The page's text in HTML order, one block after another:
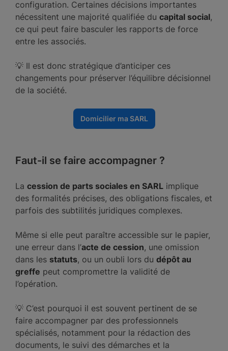
configuration. Certaines décisions importantes
nécessitent une majorité qualifiée du capital social,
ce qui peut faire basculer les rapports de force
entre les associés.
💡 Il est donc stratégique d’anticiper ces
changements pour préserver l’équilibre décisionnel
de la société.
Domicilier ma SARL
Faut-il se faire accompagner ?
La cession de parts sociales en SARL implique
des formalités précises, des obligations fiscales, et
parfois des subtilités juridiques complexes.
Même si elle peut paraître accessible sur le papier,
une erreur dans l’acte de cession, une omission
dans les statuts, ou un oubli lors du dépôt au
greffe peut compromettre la validité de
l’opération.
💡 C’est pourquoi il est souvent pertinent de se
faire accompagner par des professionnels
spécialisés, notamment pour la rédaction des
documents, le suivi des démarches et la